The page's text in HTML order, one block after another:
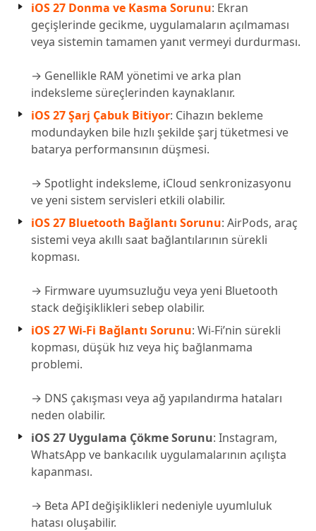
iOS 27 Donma ve Kasma Sorunu: Ekran
geçişlerinde gecikme, uygulamaların açılmaması
veya sistemin tamamen yanıt vermeyi durdurması.
→ Genellikle RAM yönetimi ve arka plan
indeksleme süreçlerinden kaynaklanır.
iOS 27 Şarj Çabuk Bitiyor: Cihazın bekleme
modundayken bile hızlı şekilde şarj tüketmesi ve
batarya performansının düşmesi.
→ Spotlight indeksleme, iCloud senkronizasyonu
ve yeni sistem servisleri etkili olabilir.
iOS 27 Bluetooth Bağlantı Sorunu: AirPods, araç
sistemi veya akıllı saat bağlantılarının sürekli
kopması.
→ Firmware uyumsuzluğu veya yeni Bluetooth
stack değişiklikleri sebep olabilir.
iOS 27 Wi-Fi Bağlantı Sorunu: Wi-Fi’nin sürekli
kopması, düşük hız veya hiç bağlanmama
problemi.
→ DNS çakışması veya ağ yapılandırma hataları
neden olabilir.
iOS 27 Uygulama Çökme Sorunu: Instagram,
WhatsApp ve bankacılık uygulamalarının açılışta
kapanması.
→ Beta API değişiklikleri nedeniyle uyumluluk
hatası oluşabilir.